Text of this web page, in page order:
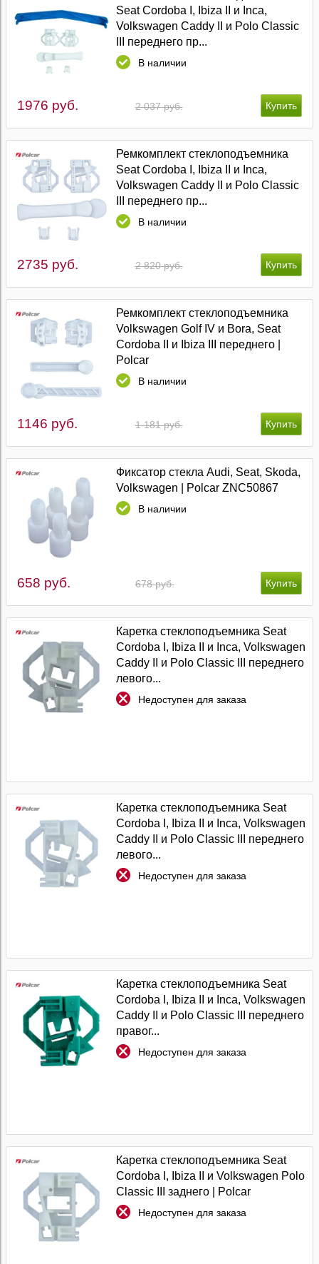
Seat Cordoba I, Ibiza II и Inca,
Volkswagen Caddy II и Polo Classic
III переднего пр...
В наличии
2 037 руб.
1976 руб.
Ремкомплект стеклоподъемника
Seat Cordoba I, Ibiza II и Inca,
Volkswagen Caddy II и Polo Classic
III переднего пр...
В наличии
2 820 руб.
2735 руб.
Ремкомплект стеклоподъемника
Volkswagen Golf IV и Bora, Seat
Cordoba II и Ibiza III переднего |
Polcar
В наличии
1 181 руб.
1146 руб.
Фиксатор стекла Audi, Seat, Skoda,
Volkswagen | Polcar ZNC50867
В наличии
678 руб.
658 руб.
Каретка стеклоподъемника Seat
Cordoba I, Ibiza II и Inca, Volkswagen
Caddy II и Polo Classic III переднего
левого...
Недоступен для заказа
Каретка стеклоподъемника Seat
Cordoba I, Ibiza II и Inca, Volkswagen
Caddy II и Polo Classic III переднего
левого...
Недоступен для заказа
Каретка стеклоподъемника Seat
Cordoba I, Ibiza II и Inca, Volkswagen
Caddy II и Polo Classic III переднего
правог...
Недоступен для заказа
Каретка стеклоподъемника Seat
Cordoba I, Ibiza II и Volkswagen Polo
Classic III заднего | Polcar
Недоступен для заказа